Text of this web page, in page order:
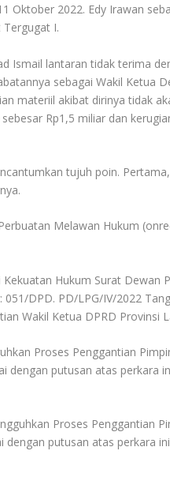
Oktober 2022. Edy Irawan
I.
Ismail lantaran tidak terima
sebagai Wakil Ketua
materiil akibat dirinya tidak
Rp1,5 miliar dan
tujuh poin.
Melawan Hukum
Hukum Surat Dewan
DPD. PD/LPG/IV/2022
Wakil Ketua DPRD Provinsi
Proses Penggantian
dengan putusan atas perkara
Proses Penggantian
putusan atas perkara